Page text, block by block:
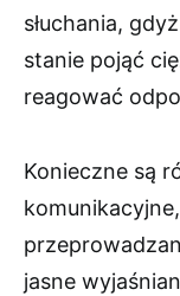
słuchania,
stanie pojąć
reagować
Konieczne są
jasne